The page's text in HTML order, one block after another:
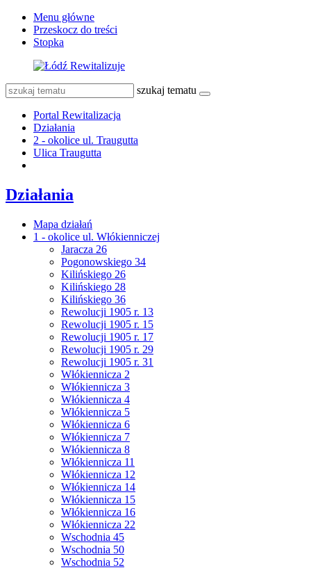
Menu główne
Przeskocz do treści
Stopka
szukaj tematu
Portal Rewitalizacja
Działania
2 - okolice ul. Traugutta
Ulica Traugutta
Działania
Mapa działań
1 - okolice ul. Włókienniczej
Jaracza 26
Pogonowskiego 34
Kilińskiego 26
Kilińskiego 28
Kilińskiego 36
Rewolucji 1905 r. 13
Rewolucji 1905 r. 15
Rewolucji 1905 r. 17
Rewolucji 1905 r. 29
Rewolucji 1905 r. 31
Włókiennicza 2
Włókiennicza 3
Włókiennicza 4
Włókiennicza 5
Włókiennicza 6
Włókiennicza 7
Włókiennicza 8
Włókiennicza 11
Włókiennicza 12
Włókiennicza 14
Włókiennicza 15
Włókiennicza 16
Włókiennicza 22
Wschodnia 45
Wschodnia 50
Wschodnia 52